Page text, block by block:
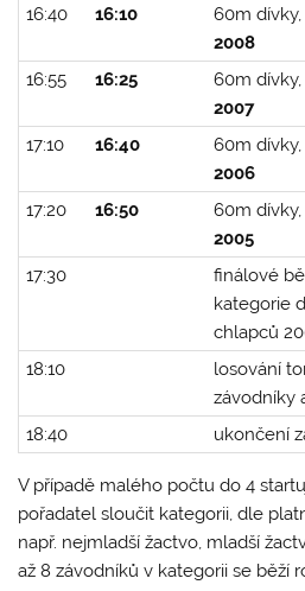
16:40 16:10
60m
2008
16:55
16:25
60m
2007
17:10
16:40
60m
2006
17:20
16:50
60m
2005
17:30
finálové
kategorie
chlapců
18:10
losování
závodníky
18:40
ukončení
V případě malého počtu do 4
pořadatel sloučit kategorii, dle
např. nejmladší žactvo, mladší
až 8 závodníků v kategorii se běží